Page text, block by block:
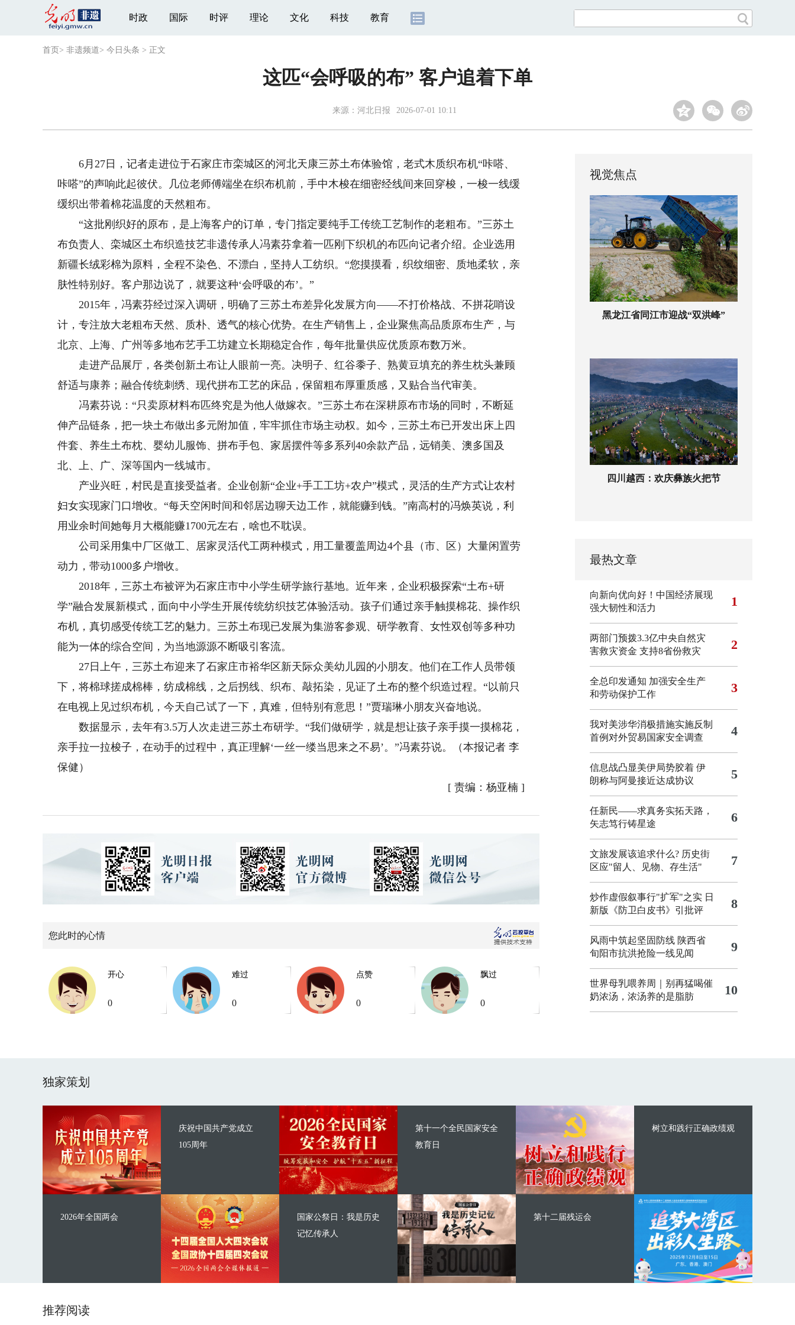
时政 国际 时评 理论 文化 科技 教育
首页 > 非遗频道> 今日头条 > 正文
这匹“会呼吸的布” 客户追着下单
来源： 河北日报 2026-07-01 10:11
6月27日，记者走进位于石家庄市栾城区的河北天康三苏土布体验馆，老式木质织布机“咔嗒、
咔嗒”的声响此起彼伏。几位老师傅端坐在织布机前，手中木梭在细密经线间来回穿梭，一梭一线缓
缓织出带着棉花温度的天然粗布。
“这批刚织好的原布，是上海客户的订单，专门指定要纯手工传统工艺制作的老粗布。”三苏土
布负责人、栾城区土布织造技艺非遗传承人冯素芬拿着一匹刚下织机的布匹向记者介绍。企业选用
新疆长绒彩棉为原料，全程不染色、不漂白，坚持人工纺织。“您摸摸看，织纹细密、质地柔软，亲
肤性特别好。客户那边说了，就要这种‘会呼吸的布’。”
2015年，冯素芬经过深入调研，明确了三苏土布差异化发展方向——不打价格战、不拼花哨设
计，专注放大老粗布天然、质朴、透气的核心优势。在生产销售上，企业聚焦高品质原布生产，与
北京、上海、广州等多地布艺手工坊建立长期稳定合作，每年批量供应优质原布数万米。
走进产品展厅，各类创新土布让人眼前一亮。决明子、红谷黍子、熟黄豆填充的养生枕头兼顾
舒适与康养；融合传统刺绣、现代拼布工艺的床品，保留粗布厚重质感，又贴合当代审美。
冯素芬说：“只卖原材料布匹终究是为他人做嫁衣。”三苏土布在深耕原布市场的同时，不断延
伸产品链条，把一块土布做出多元附加值，牢牢抓住市场主动权。如今，三苏土布已开发出床上四
件套、养生土布枕、婴幼儿服饰、拼布手包、家居摆件等多系列40余款产品，远销美、澳多国及
北、上、广、深等国内一线城市。
产业兴旺，村民是直接受益者。企业创新“企业+手工工坊+农户”模式，灵活的生产方式让农村
妇女实现家门口增收。“每天空闲时间和邻居边聊天边工作，就能赚到钱。”南高村的冯焕英说，利
用业余时间她每月大概能赚1700元左右，啥也不耽误。
公司采用集中厂区做工、居家灵活代工两种模式，用工量覆盖周边4个县（市、区）大量闲置劳
动力，带动1000多户增收。
2018年，三苏土布被评为石家庄市中小学生研学旅行基地。近年来，企业积极探索“土布+研
学”融合发展新模式，面向中小学生开展传统纺织技艺体验活动。孩子们通过亲手触摸棉花、操作织
布机，真切感受传统工艺的魅力。三苏土布现已发展为集游客参观、研学教育、女性双创等多种功
能为一体的综合空间，为当地源源不断吸引客流。
27日上午，三苏土布迎来了石家庄市裕华区新天际众美幼儿园的小朋友。他们在工作人员带领
下，将棉球搓成棉棒，纺成棉线，之后拐线、织布、敲拓染，见证了土布的整个织造过程。“以前只
在电视上见过织布机，今天自己试了一下，真难，但特别有意思！”贾瑞琳小朋友兴奋地说。
数据显示，去年有3.5万人次走进三苏土布研学。“我们做研学，就是想让孩子亲手摸一摸棉花，
亲手拉一拉梭子，在动手的过程中，真正理解‘一丝一缕当思来之不易’。”冯素芬说。（本报记者 李
保健）
[ 责编：杨亚楠 ]
您此时的心情
开心
0
难过
0
点赞
0
飘过
0
视觉焦点
黑龙江省同江市迎战“双洪峰”
四川越西：欢庆彝族火把节
最热文章
向新向优向好！中国经济展现
强大韧性和活力
1
两部门预拨3.3亿中央自然灾
害救灾资金 支持8省份救灾
2
全总印发通知 加强安全生产
和劳动保护工作
3
我对美涉华消极措施实施反制
首例对外贸易国家安全调查
4
信息战凸显美伊局势胶着 伊
朗称与阿曼接近达成协议
5
任新民——求真务实拓天路，
矢志笃行铸星途
6
文旅发展该追求什么? 历史街
区应"留人、见物、存生活"
7
炒作虚假叙事行"扩军"之实 日
新版《防卫白皮书》引批评
8
风雨中筑起坚固防线 陕西省
旬阳市抗洪抢险一线见闻
9
世界母乳喂养周｜别再猛喝催
奶浓汤，浓汤养的是脂肪
10
独家策划
庆祝中国共产党成立
105周年
2026年全国两会
第十一个全民国家安全
教育日
国家公祭日：我是历史
记忆传承人
树立和践行正确政绩观
第十二届残运会
推荐阅读